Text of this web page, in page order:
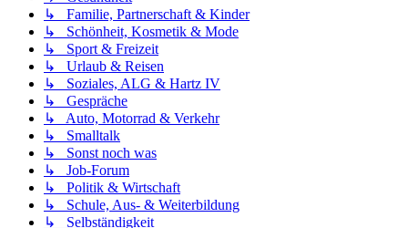
↳ Familie, Partnerschaft & Kinder
↳ Schönheit, Kosmetik & Mode
↳ Sport & Freizeit
↳ Urlaub & Reisen
↳ Soziales, ALG & Hartz IV
↳ Gespräche
↳ Auto, Motorrad & Verkehr
↳ Smalltalk
↳ Sonst noch was
↳ Job-Forum
↳ Politik & Wirtschaft
↳ Schule, Aus- & Weiterbildung
↳ Selbständigkeit